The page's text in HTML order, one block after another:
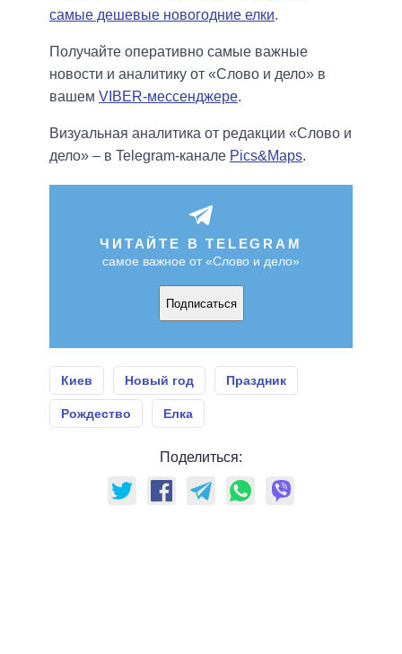
самые дешевые новогодние елки.
Получайте оперативно самые важные
новости и аналитику от «Слово и дело» в
вашем VIBER-мессенджере.
Визуальная аналитика от редакции «Слово и
дело» – в Telegram-канале Pics&Maps.
ЧИТАЙТЕ В TELEGRAM
самое важное от «Слово и дело»
Подписаться
Киев Новый год Праздник
Рождество Елка
Поделиться: